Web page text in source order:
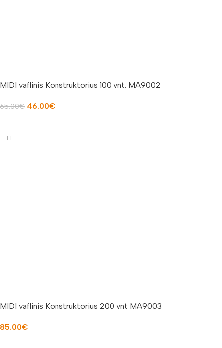
MIDI vaflinis Konstruktorius 100 vnt. MA9002
65.00€ 46.00€
MIDI vaflinis Konstruktorius 200 vnt MA9003
85.00€